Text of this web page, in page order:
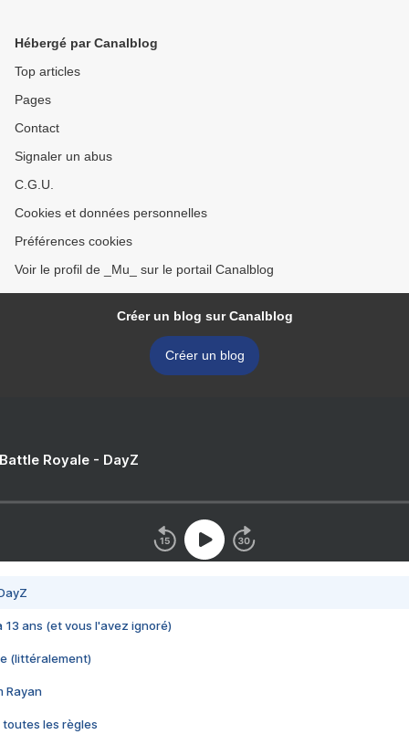
Hébergé par Canalblog
Top articles
Pages
Contact
Signaler un abus
C.G.U.
Cookies et données personnelles
Préférences cookies
Voir le profil de _Mu_ sur le portail Canalblog
Créer un blog sur Canalblog
Créer un blog
Royale - DayZ
13 ans (et vous l'avez ignoré)
(littéralement)
Rayan
toutes les règles